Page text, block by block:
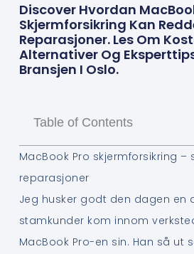
Discover Hvordan
Skjermforsikring Kan
Reparasjoner. Les Om
Alternativer Og
Bransjen I Oslo.
Table of Contents
MacBook Pro skjermforsikring –
reparasjoner
Jeg husker godt den dagen en
stamkunder kom innom
MacBook Pro-en sin. Han så ut